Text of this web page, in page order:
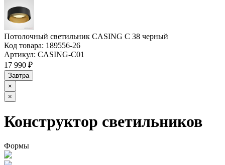
Потолочный светильник CASING C 38 черный
Код товара: 189556-26
Артикул: CASING-C01
17 990 ₽
Завтра
×
×
Конструктор светильников
Формы